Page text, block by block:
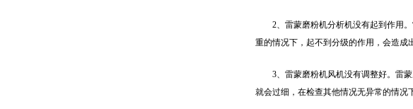
2、雷蒙磨粉机分析机没有起到作用
重的情况下，起不到分级的作用，会造成
3、雷蒙磨粉机风机没有调整好。雷
就会过细，在检查其他情况无异常的情况